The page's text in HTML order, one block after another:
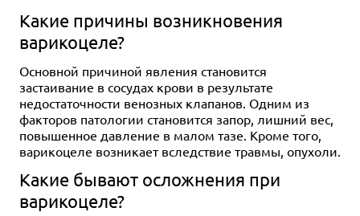
Какие причины возникновения
варикоцеле?
Основной причиной явления становится
застаивание в сосудах крови в результате
недостаточности венозных клапанов. Одним из
факторов патологии становится запор, лишний вес,
повышенное давление в малом тазе. Кроме того,
варикоцеле возникает вследствие травмы, опухоли.
Какие бывают осложнения при
варикоцеле?